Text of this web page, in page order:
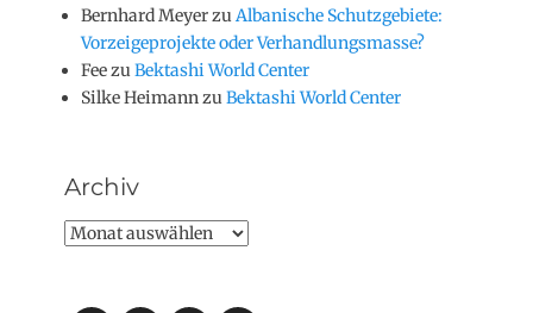
Bernhard Meyer zu Albanische Schutzgebiete:
Vorzeigeprojekte oder Verhandlungsmasse?
Fee zu Bektashi World Center
Silke Heimann zu Bektashi World Center
Archiv
Archiv